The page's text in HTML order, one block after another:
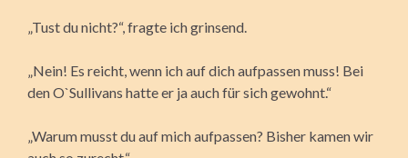
„Tust du nicht?“, fragte ich grinsend.
„Nein! Es reicht, wenn ich auf dich aufpassen muss! Bei
den O`Sullivans hatte er ja auch für sich gewohnt.“
„Warum musst du auf mich aufpassen? Bisher kamen wir